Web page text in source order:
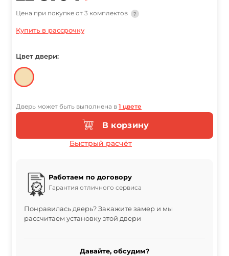
Цена при покупке от 3 комплектов ?
Купить в рассрочку
Цвет двери:
Дверь может быть выполнена в 1 цвете
В корзину
Быстрый расчёт
Работаем по договору
Гарантия отличного сервиса
Понравилась дверь? Закажите замер и мы
рассчитаем установку этой двери
Давайте, обсудим?